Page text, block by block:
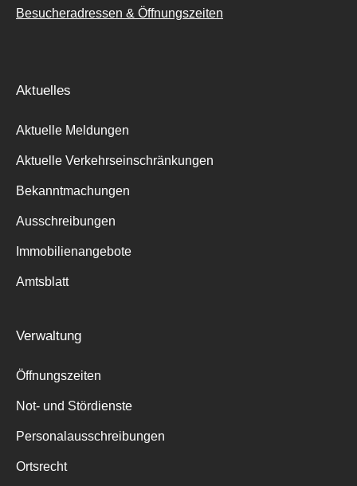
Besucheradressen & Öffnungszeiten
Aktuelles
Aktuelle Meldungen
Aktuelle Verkehrseinschränkungen
Bekanntmachungen
Ausschreibungen
Immobilienangebote
Amtsblatt
Verwaltung
Öffnungszeiten
Not- und Stördienste
Personalausschreibungen
Ortsrecht